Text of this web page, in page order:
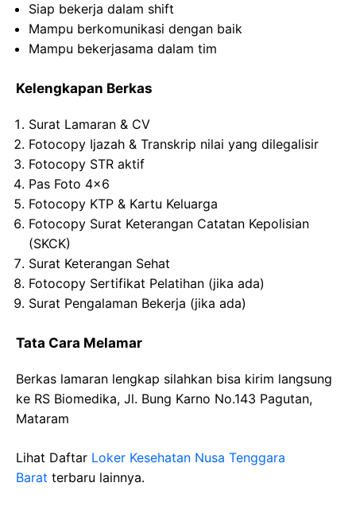
Siap bekerja dalam shift
Mampu berkomunikasi dengan baik
Mampu bekerjasama dalam tim
Kelengkapan Berkas
Surat Lamaran & CV
Fotocopy Ijazah & Transkrip nilai yang dilegalisir
Fotocopy STR aktif
Pas Foto 4×6
Fotocopy KTP & Kartu Keluarga
Fotocopy Surat Keterangan Catatan Kepolisian
(SKCK)
Surat Keterangan Sehat
Fotocopy Sertifikat Pelatihan (jika ada)
Surat Pengalaman Bekerja (jika ada)
Tata Cara Melamar
Berkas lamaran lengkap silahkan bisa kirim langsung
ke RS Biomedika, Jl. Bung Karno No.143 Pagutan,
Mataram
Lihat Daftar Loker Kesehatan Nusa Tenggara
Barat terbaru lainnya.